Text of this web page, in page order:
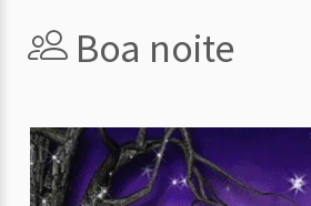
Boa noite